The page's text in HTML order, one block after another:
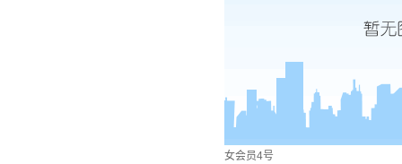
女会员4号